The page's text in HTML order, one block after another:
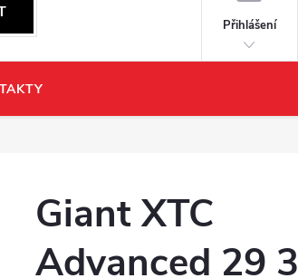
Přihlášení
Giant XTC
Advanced 29 3